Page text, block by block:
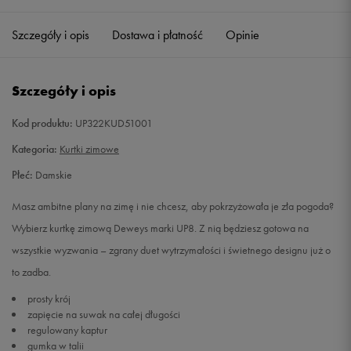
S Powiadom o dostępności
Szczegóły i opis Dostawa i płatność Opinie
Szczegóły i opis
Kod produktu: UP322KUD51001
Kategoria: Kurtki zimowe
Płeć: Damskie
Masz ambitne plany na zimę i nie chcesz, aby pokrzyżowała je zła pogoda?
Wybierz kurtkę zimową Deweys marki UP8. Z nią będziesz gotowa na
wszystkie wyzwania – zgrany duet wytrzymałości i świetnego designu już o
to zadba.
prosty krój
zapięcie na suwak na całej długości
regulowany kaptur
gumka w talii